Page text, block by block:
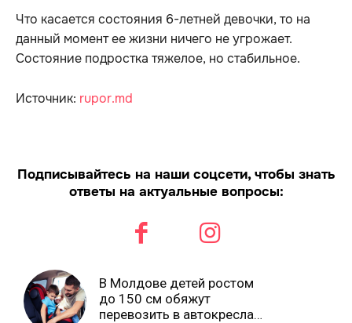
Что касается состояния 6-летней девочки, то на
данный момент ее жизни ничего не угрожает.
Состояние подростка тяжелое, но стабильное.
Источник: rupor.md
Подписывайтесь на наши соцсети, чтобы знать
ответы на актуальные вопросы:
В Молдове детей ростом
до 150 см обяжут
перевозить в автокреслах